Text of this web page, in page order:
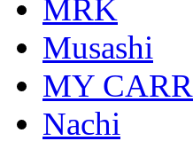
MRK
Musashi
MY CARR
Nachi